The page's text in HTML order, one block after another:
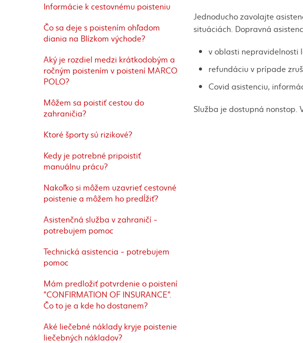
Informácie k cestovnému poisteniu
Čo sa deje s poistením ohľadom
diania na Blízkom východe?
Aký je rozdiel medzi krátkodobým a
ročným poistením v poistení MARCO
POLO?
Môžem sa poistiť cestou do
zahraničia?
Ktoré športy sú rizikové?
Kedy je potrebné pripoistiť
manuálnu prácu?
Nakoľko si môžem uzavrieť cestovné
poistenie a môžem ho predĺžiť?
Asistenčná služba v zahraničí -
potrebujem pomoc
Technická asistencia - potrebujem
pomoc
Mám predložiť potvrdenie o poistení
"CONFIRMATION OF INSURANCE".
Čo to je a kde ho dostanem?
Aké liečebné náklady kryje poistenie
liečebných nákladov?
Jednoducho zavolajte
situáciách. Dopravná
v oblasti nepravidelnosti
refundáciu v prípade
Covid asistenciu,
Služba je dostupná nonstop.